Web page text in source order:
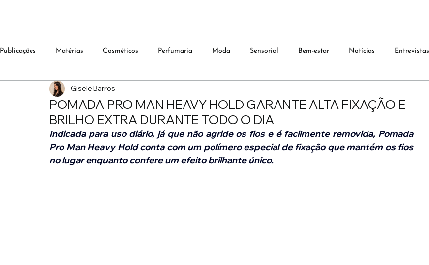
Publicações Matérias Cosméticos Perfumaria Moda Sensorial Bem-estar Notícias Entrevistas
POMADA PRO MAN HEAVY HOLD GARANTE ALTA FIXAÇÃO E
BRILHO EXTRA DURANTE TODO O DIA
Gisele Barros
Indicada para uso diário, já que não agride os fios e é facilmente removida, Pomada
Pro Man Heavy Hold conta com um polímero especial de fixação que mantém os fios
no lugar enquanto confere um efeito brilhante único.